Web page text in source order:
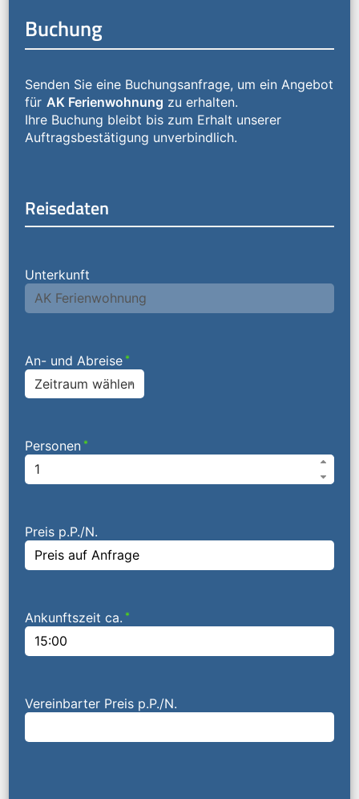
Buchung
Senden Sie eine Buchungsanfrage, um ein Angebot
für AK Ferienwohnung zu erhalten.
Ihre Buchung bleibt bis zum Erhalt unserer
Auftragsbestätigung unverbindlich.
Reisedaten
Unterkunft
An- und Abreise *
Zeitraum wählen
Personen *
Preis p.P./N.
Ankunftszeit ca. *
Vereinbarter Preis p.P./N.